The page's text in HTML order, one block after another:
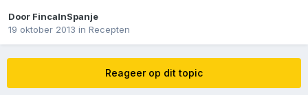
Door FincaInSpanje
19 oktober 2013 in Recepten
Reageer op dit topic